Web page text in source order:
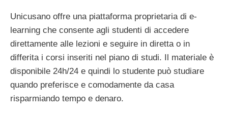
Unicusano offre una piattaforma proprietaria di e-
learning che consente agli studenti di accedere
direttamente alle lezioni e seguire in diretta o in
differita i corsi inseriti nel piano di studi. Il materiale è
disponibile 24h/24 e quindi lo studente può studiare
quando preferisce e comodamente da casa
risparmiando tempo e denaro.